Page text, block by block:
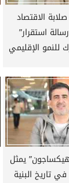
الاقتصاد
استقرار”
للنمو الإقليمي
يمثل
تاريخ البنية